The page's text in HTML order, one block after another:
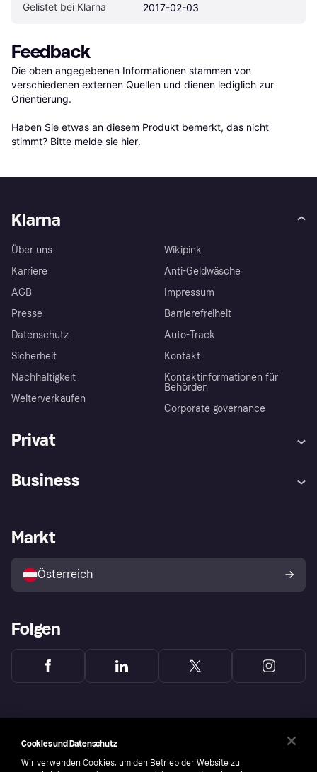
Gelistet bei Klarna 2017-02-03
Feedback
Die oben angegebenen Informationen stammen von
verschiedenen externen Quellen und dienen lediglich zur
Orientierung.
Haben Sie etwas an diesem Produkt bemerkt, das nicht
stimmt? Bitte melde sie hier.
Klarna
Über uns
Karriere
AGB
Presse
Datenschutz
Sicherheit
Nachhaltigkeit
Weiterverkaufen
Wikipink
Anti-Geldwäsche
Impressum
Barrierefreiheit
Auto-Track
Kontakt
Kontaktinformationen für
Behörden
Corporate governance
Privat
Shops entdecken
Business
Händlerportal
Markt
Österreich
Folgen
Cookies und Datenschutz
Wir verwenden Cookies, um den Betrieb der Website zu